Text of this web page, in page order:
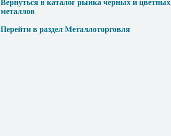
Вернуться в каталог рынка черных и цветных
металлов
Перейти в раздел Металлоторговля